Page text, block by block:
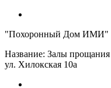
"Похоронный Дом ИМИ"
Название: Залы прощания
ул. Хилокская 10а